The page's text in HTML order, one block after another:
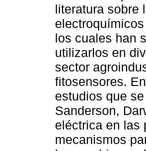
literatura sobre
los cuales han
utilizarlos en
sector
fitosensores.
estudios que
Sanderson,
eléctrica en las
mecanismos